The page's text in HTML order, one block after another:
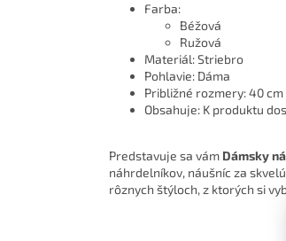
Farba:
Béžová
Ružová
Materiál: Striebro
Pohlavie: Dáma
Približné rozmery: 40 cm
Obsahuje: K produktu
Predstavuje sa vám Dámsky
náhrdelníkov, náušníc za
rôznych štýloch, z ktorých si